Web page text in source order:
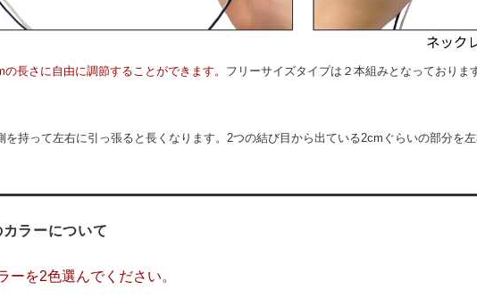
長さに自由に調節することができます。 フリーサイズタイプは２本組みとなっておりま
を持って左右に引っ張ると長くなります。2つの結び目から出ている2cmぐらいの部分を左
ラーについて
ーを2色選んでください。